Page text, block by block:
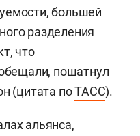
большей
разделения
что
пошатнул
(цитата поТАСС).
альянса,